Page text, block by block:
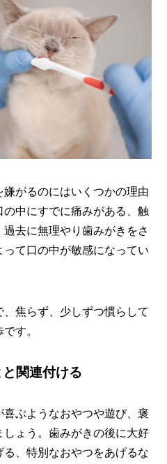
がるのにはいくつかの理由
中にすでに痛みがある、触
去に無理やり歯みがきをさ
て口の中が敏感になってい
焦らず、少しずつ慣らして
す。
関連付ける
ぶようなおやつや遊び、褒
ょう。歯みがきの後に大好
、特別なおやつをあげるな